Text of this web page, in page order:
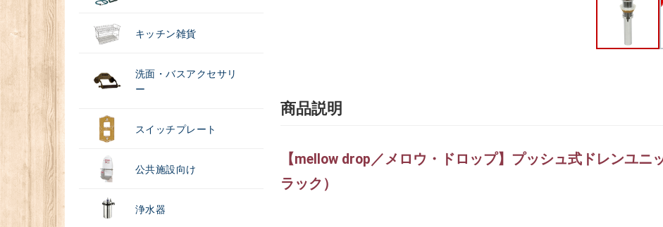
キッチン雑貨
洗面・バスアクセサリ
ー
スイッチプレート
公共施設向け
浄水器
商品説明
【mellow drop／メロウ・ドロップ】プッシュ式ドレンユニ
ラック）